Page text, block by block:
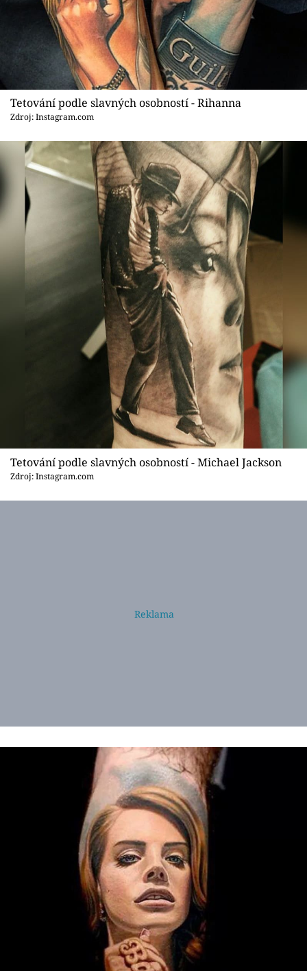
Tetování podle slavných osobností - Rihanna
Zdroj: Instagram.com
Tetování podle slavných osobností - Michael Jackson
Zdroj: Instagram.com